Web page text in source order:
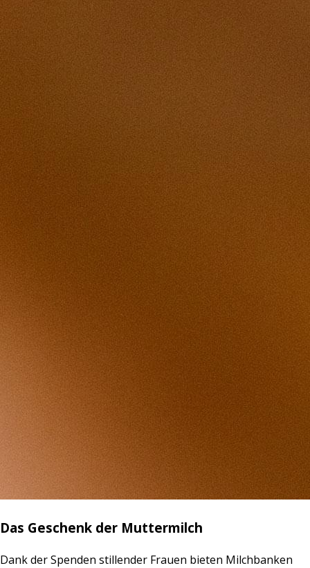
Das Geschenk der Muttermilch
Dank der Spenden stillender Frauen bieten Milchbanken